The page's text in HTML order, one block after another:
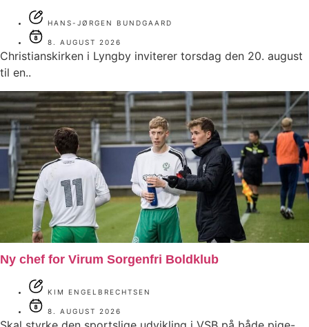
HANS-JØRGEN BUNDGAARD
8. AUGUST 2026
Christianskirken i Lyngby inviterer torsdag den 20. august
til en..
Ny chef for Virum Sorgenfri Boldklub
KIM ENGELBRECHTSEN
8. AUGUST 2026